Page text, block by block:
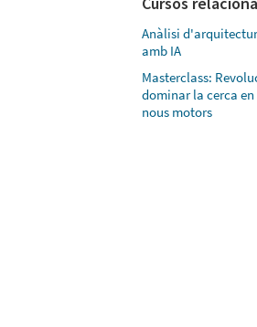
Anàlisi
amb IA
Masterclass:
dominar la cerca
nous motors